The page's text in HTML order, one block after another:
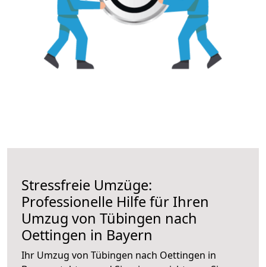
Stressfreie Umzüge:
Professionelle Hilfe für Ihren
Umzug von Tübingen nach
Oettingen in Bayern
Ihr Umzug von Tübingen nach Oettingen in